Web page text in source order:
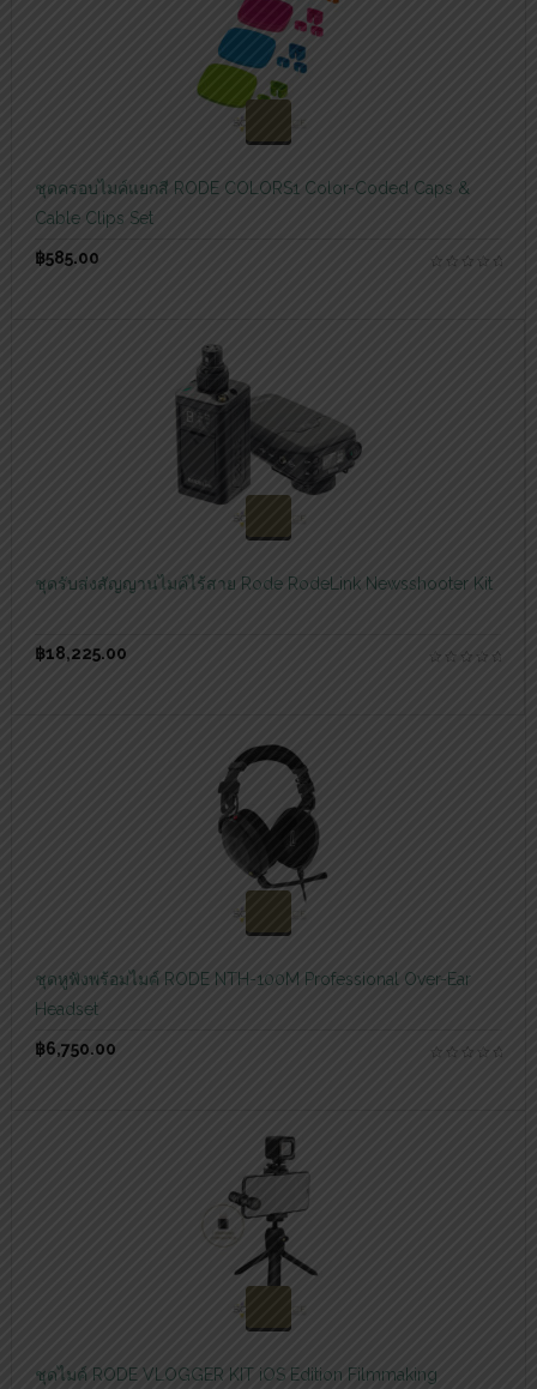
ชุดครอบไมค์แยกสี RODE COLORS1 Color-Coded Caps &
Cable Clips Set
฿585.00
สอบถามและสั่งซื้อสินค้า
ชุดรับส่งสัญญานไมค์ไร้สาย Rode RodeLink Newsshooter Kit
฿18,225.00
ชุดหูฟังพร้อมไมค์ RODE NTH-100M Professional Over-Ear
Headset
฿6,750.00
ชุดไมค์ RODE VLOGGER KIT iOS Edition Filmmaking